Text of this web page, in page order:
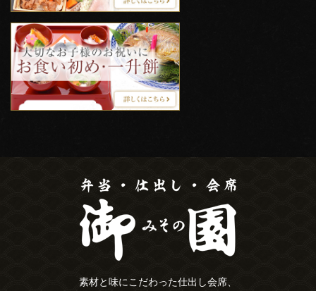
素材と味にこだわった仕出し会席、